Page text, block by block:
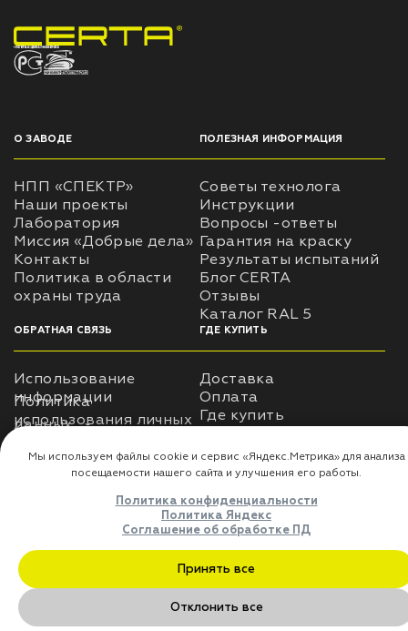
НПП «СПЕКТР» ЗАВОД ЛАКОКРАСОЧНЫХ МАТЕРИАЛОВ
О ЗАВОДЕ
НПП «СПЕКТР»
Наши проекты
Лаборатория
Миссия «Добрые дела»
Контакты
Политика в области
ПОЛЕЗНАЯ ИНФОРМАЦИЯ
Советы технолога
Инструкции
Вопросы -ответы
Гарантия на краску
Результаты испытаний
Блог CERTA
Отзывы
Каталог RAL 5
ОБРАТНАЯ СВЯЗЬ
Использование
Политика
данных
Карта сайта
Оферта
ГДЕ КУПИТЬ
Доставка
Оплата
Где купить
ДЛЯ ПАРТНЁРОВ
Преимущества